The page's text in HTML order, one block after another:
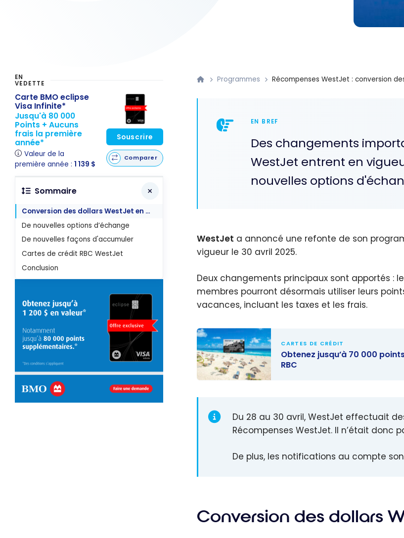
Programmes Récompenses WestJet : conversion
EN BREF
Des changements
WestJet entrent en
nouvelles options
WestJet a annoncé une refonte de son
vigueur le 30 avril 2025.
Deux changements principaux sont apportés :
membres pourront désormais utiliser leurs
vacances, incluant les taxes et les frais.
70 000 points
WestJet avec la
Carte WestJet
Mastercard RBC
CARTES DE CRÉDIT
Obtenez jusqu’à 70 000
RBC
Du 28 au 30 avril, WestJet effectuait
Récompenses WestJet. Il n’était donc
De plus, les notifications au compte
Conversion des dollars
EN
VEDETTE
Carte BMO eclipse
Visa Infinite*
Jusqu'à 80 000
Points + Aucuns
frais la première
année*
Valeur de la
première année : 1 139 $
Souscrire
Comparer
Sommaire
Conversion des dollars WestJet en points
De nouvelles options d’échange
De nouvelles façons d'accumuler
Cartes de crédit RBC WestJet
Conclusion